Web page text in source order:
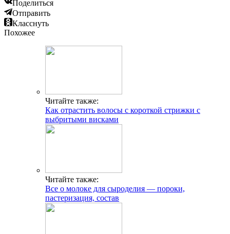
Поделиться
Отправить
Класснуть
Похожее
Читайте также:
Как отрастить волосы с короткой стрижки с
выбритыми висками
Читайте также:
Все о молоке для сыроделия — пороки,
пастеризация, состав